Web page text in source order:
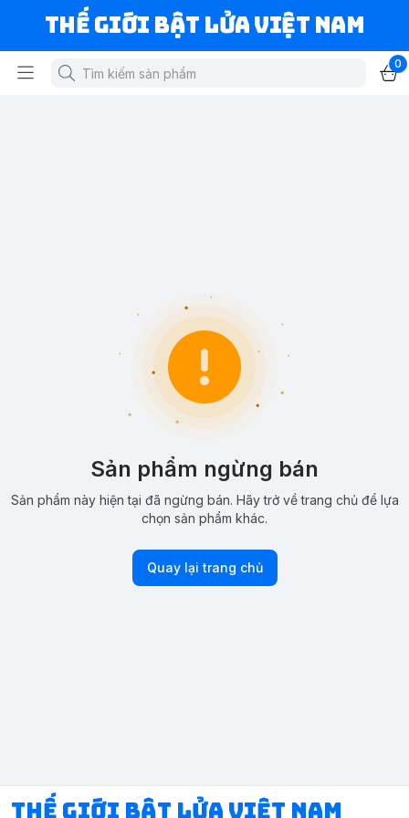
Thế Giới Bật Lửa Việt Nam
0
Sản phẩm ngừng bán
Sản phẩm này hiện tại đã ngừng bán. Hãy trở về trang chủ để lựa
chọn sản phẩm khác.
Quay lại trang chủ
Thế Giới Bật Lửa Việt Nam